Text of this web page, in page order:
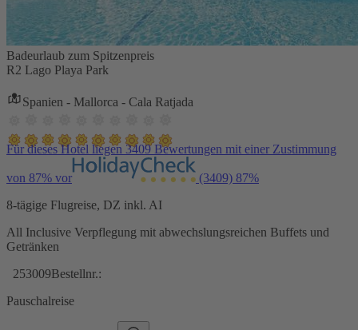
Badeurlaub zum Spitzenpreis
R2 Lago Playa Park
Spanien - Mallorca - Cala Ratjada
Für dieses Hotel liegen 3409 Bewertungen mit einer Zustimmung
von 87% vor (3409) 87%
8-tägige Flugreise, DZ inkl. AI
All Inclusive Verpflegung mit abwechslungsreichen Buffets und
Getränken
253009Bestellnr.:
Pauschalreise